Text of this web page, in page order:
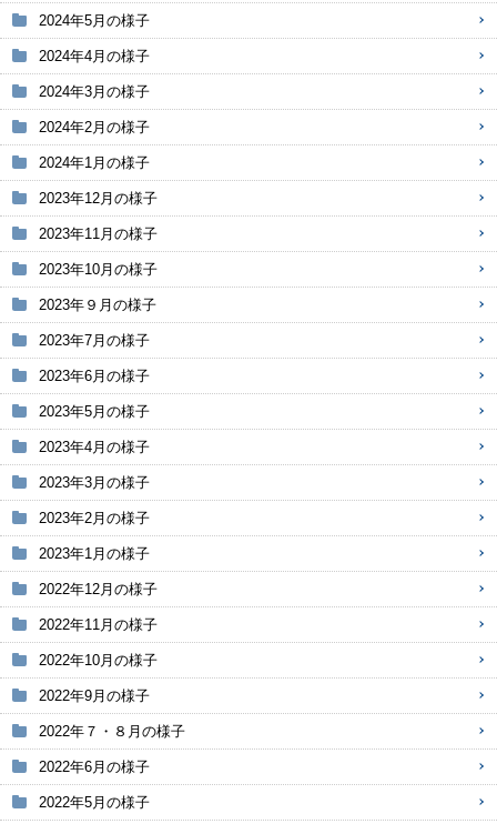
2024年5月の様子
2024年4月の様子
2024年3月の様子
2024年2月の様子
2024年1月の様子
2023年12月の様子
2023年11月の様子
2023年10月の様子
2023年９月の様子
2023年7月の様子
2023年6月の様子
2023年5月の様子
2023年4月の様子
2023年3月の様子
2023年2月の様子
2023年1月の様子
2022年12月の様子
2022年11月の様子
2022年10月の様子
2022年9月の様子
2022年７・８月の様子
2022年6月の様子
2022年5月の様子